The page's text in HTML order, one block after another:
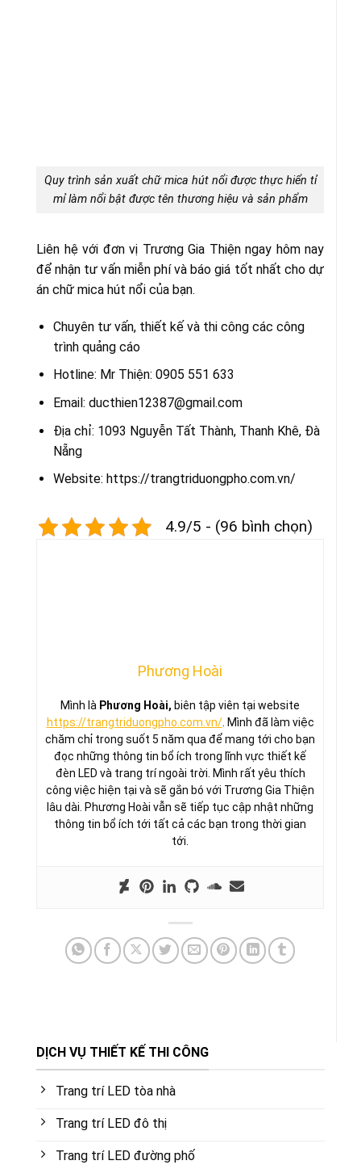
Quy trình sản xuất chữ mica hút nổi được thực hiển tỉ
mỉ làm nổi bật được tên thương hiệu và sản phẩm
Liên hệ với đơn vị Trương Gia Thiện ngay hôm nay
để nhận tư vấn miễn phí và báo giá tốt nhất cho dự
án chữ mica hút nổi của bạn.
Chuyên tư vấn, thiết kế và thi công các công
trình quảng cáo
Hotline: Mr Thiện: 0905 551 633
Email: ducthien12387@gmail.com
Địa chỉ: 1093 Nguyễn Tất Thành, Thanh Khê, Đà
Nẵng
Website: https://trangtriduongpho.com.vn/
4.9/5 - (96 bình chọn)
Phương Hoài
Mình là Phương Hoài, biên tập viên tại website
https://trangtriduongpho.com.vn/. Mình đã làm việc
chăm chỉ trong suốt 5 năm qua để mang tới cho bạn
đọc những thông tin bổ ích trong lĩnh vực thiết kế
đèn LED và trang trí ngoài trời. Mình rất yêu thích
công việc hiện tại và sẽ gắn bó với Trương Gia Thiện
lâu dài. Phương Hoài vẫn sẽ tiếp tục cập nhật những
thông tin bổ ích tới tất cả các bạn trong thời gian
tới.
DỊCH VỤ THIẾT KẾ THI CÔNG
Trang trí LED tòa nhà
Trang trí LED đô thị
Trang trí LED đường phố